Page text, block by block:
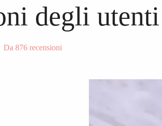
degli utenti
Da 876 recensioni